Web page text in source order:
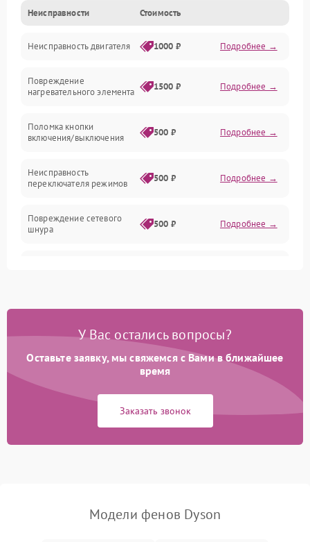
Вентиляция
Механические повреждения
Неисправности Стоимость
Неисправность двигателя 1000 ₽ Подробнее →
Повреждение
нагревательного элемента
1500 ₽ Подробнее →
Поломка кнопки
включения/выключения
500 ₽ Подробнее →
Неисправность
переключателя режимов
500 ₽ Подробнее →
Повреждение сетевого
шнура
500 ₽ Подробнее →
Неисправность системы
Повреждение проводов
500 ₽ Подробнее →
Неисправность
500 ₽
Поломка системы
У Вас остались вопросы?
Оставьте заявку, мы свяжемся с Вами в ближайшее
время
Заказать звонок
Модели фенов Dyson